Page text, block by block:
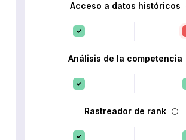
Acceso a datos históricos
Análisis de la competencia
Rastreador de rank